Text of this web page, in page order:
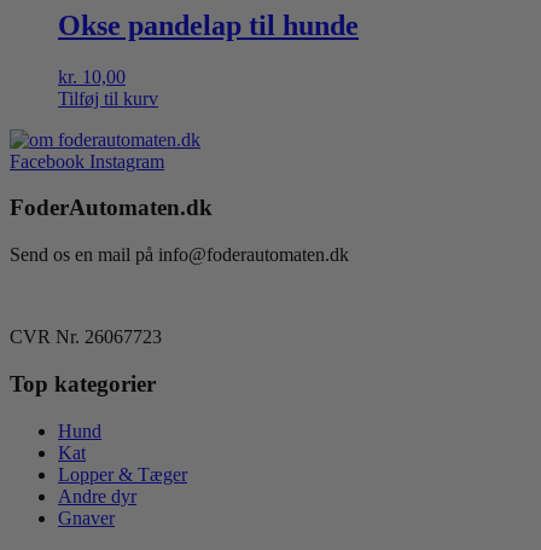
Okse pandelap til hunde
kr. 10,00
Tilføj til kurv
Facebook Instagram
FoderAutomaten.dk
Send os en mail på info@foderautomaten.dk
CVR Nr. 26067723
Top kategorier
Hund
Kat
Lopper & Tæger
Andre dyr
Gnaver